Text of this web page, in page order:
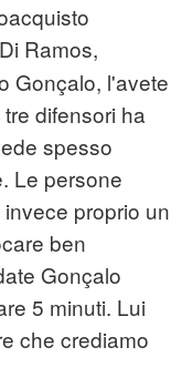
Ramos,
Gonçalo, l'avete
difensori ha
spesso
Le persone
proprio un
ben
Gonçalo
5 minuti. Lui
che crediamo